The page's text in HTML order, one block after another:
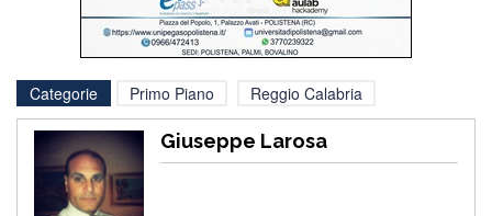
Categorie Primo Piano Reggio Calabria
Giuseppe Larosa